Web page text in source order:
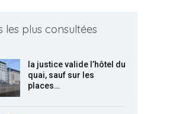
les plus consultées
la justice valide l’hôtel du
quai, sauf sur les
places…